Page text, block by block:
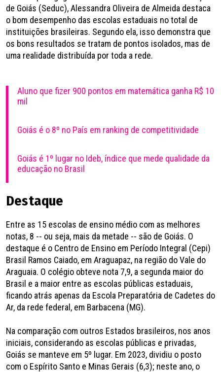
de Goiás (Seduc), Alessandra Oliveira de Almeida destaca
o bom desempenho das escolas estaduais no total de
instituições brasileiras. Segundo ela, isso demonstra que
os bons resultados se tratam de pontos isolados, mas de
uma realidade distribuída por toda a rede.
Aluno que fizer 900 pontos em matemática ganha R$ 10
mil
Goiás é o 8º no País em ranking de competitividade
Goiás é 1º lugar no Ideb, índice que mede qualidade da
educação no Brasil
Destaque
Entre as 15 escolas de ensino médio com as melhores
notas, 8 -- ou seja, mais da metade -- são de Goiás. O
destaque é o Centro de Ensino em Período Integral (Cepi)
Brasil Ramos Caiado, em Araguapaz, na região do Vale do
Araguaia. O colégio obteve nota 7,9, a segunda maior do
Brasil e a maior entre as escolas públicas estaduais,
ficando atrás apenas da Escola Preparatória de Cadetes do
Ar, da rede federal, em Barbacena (MG).
Na comparação com outros Estados brasileiros, nos anos
iniciais, considerando as escolas públicas e privadas,
Goiás se manteve em 5º lugar. Em 2023, dividiu o posto
com o Espírito Santo e Minas Gerais (6,3); neste ano, o